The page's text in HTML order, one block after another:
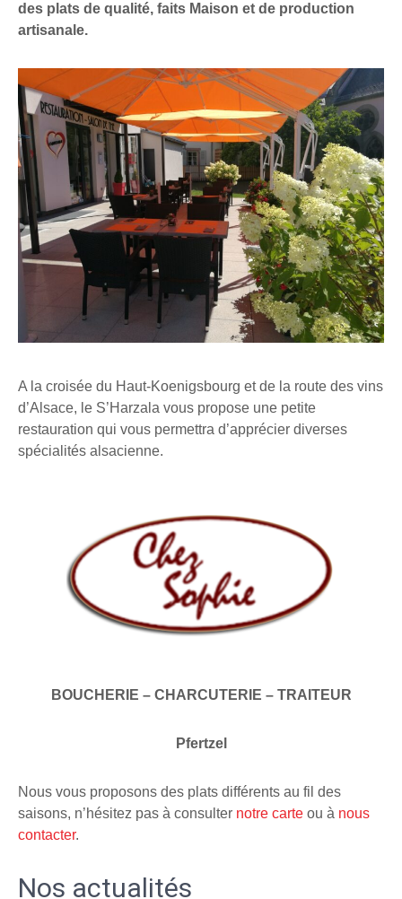
des plats de qualité, faits Maison et de production
artisanale.
A la croisée du Haut-Koenigsbourg et de la route des vins
d’Alsace, le S’Harzala vous propose une petite
restauration qui vous permettra d’apprécier diverses
spécialités alsacienne.
BOUCHERIE – CHARCUTERIE – TRAITEUR
Pfertzel
Nous vous proposons des plats différents au fil des
saisons, n’hésitez pas à consulter notre carte ou à nous
contacter.
Nos actualités